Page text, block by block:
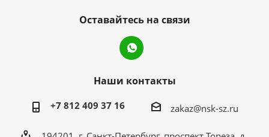
Оставайтесь на связи
Наши контакты
+7 812 409 37 16 zakaz@nsk-sz.ru